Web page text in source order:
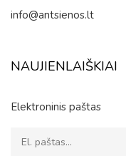
info@antsienos.lt
NAUJIENLAIŠKIAI
Elektroninis paštas